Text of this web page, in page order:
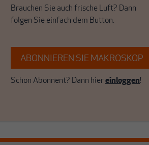
Brauchen Sie auch frische Luft? Dann
folgen Sie einfach dem Button.
ABONNIEREN SIE MAKROSKOP
Schon Abonnent? Dann hiereinloggen!